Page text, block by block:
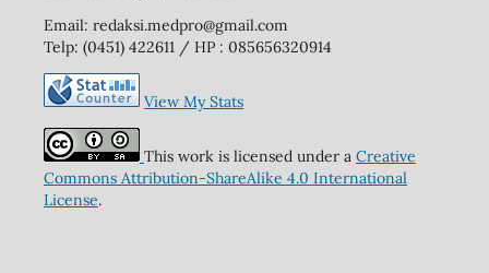
Email: redaksi.medpro@gmail.com
Telp: (0451) 422611 / HP : 085656320914
View My Stats
This work is licensed under a Creative
Commons Attribution-ShareAlike 4.0 International
License.